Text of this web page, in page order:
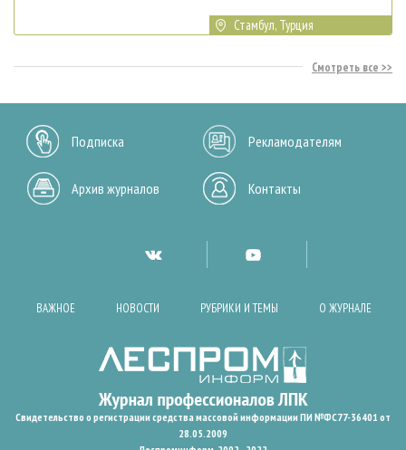
Стамбул, Турция
Смотреть все
Подписка Рекламодателям
Архив журналов Контакты
ВАЖНОЕ НОВОСТИ РУБРИКИ И ТЕМЫ О ЖУРНАЛЕ
Свидетельство о регистрации средства массовой информации ПИ №ФС77-36401 от
28.05.2009